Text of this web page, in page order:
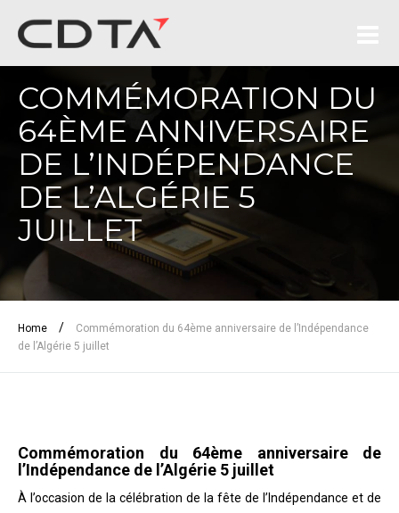
COMMÉMORATION DU
64ÈME ANNIVERSAIRE
DE L’INDÉPENDANCE
DE L’ALGÉRIE 5
JUILLET
Home /
Commémoration du 64ème anniversaire de l’Indépendance
de l’Algérie 5 juillet
Commémoration du 64ème anniversaire de
l’Indépendance de l’Algérie 5 juillet
À l’occasion de la célébration de la fête de l’Indépendance et de